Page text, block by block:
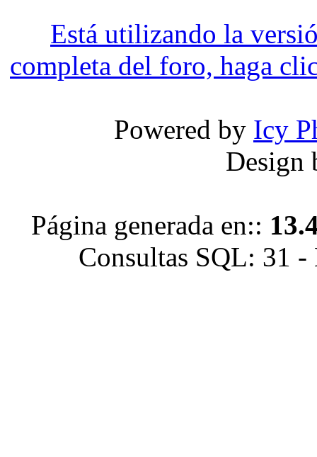
Está utilizando la
completa del foro, haga
Powered by Icy
Design
Página generada en::
Consultas SQL: 31